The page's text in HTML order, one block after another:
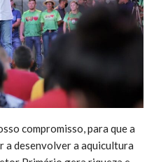
compromisso, para que a
a desenvolver a aquicultura